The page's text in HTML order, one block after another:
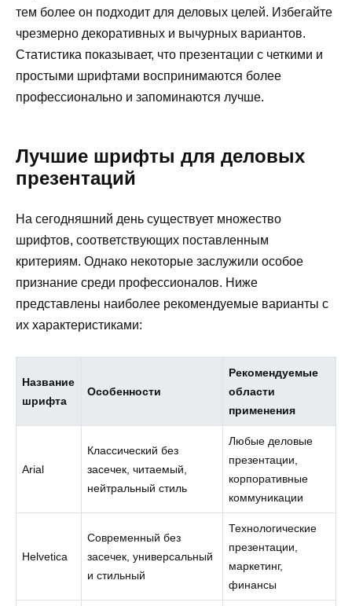
тем более он подходит для деловых целей. Избегайте
чрезмерно декоративных и вычурных вариантов.
Статистика показывает, что презентации с четкими и
простыми шрифтами воспринимаются более
профессионально и запоминаются лучше.
Лучшие шрифты для деловых
презентаций
На сегодняшний день существует множество
шрифтов, соответствующих поставленным
критериям. Однако некоторые заслужили особое
признание среди профессионалов. Ниже
представлены наиболее рекомендуемые варианты с
их характеристиками:
Название
шрифта
Особенности
Рекомендуемые
области
применения
Arial
Классический без
засечек, читаемый,
нейтральный стиль
Любые деловые
презентации,
корпоративные
коммуникации
Helvetica
Современный без
засечек, универсальный
и стильный
Технологические
презентации,
маркетинг,
финансы